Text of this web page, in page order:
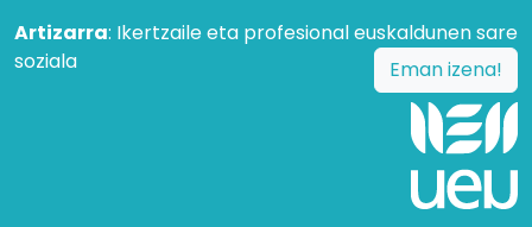
Artizarra: Ikertzaile eta profesional euskaldunen sare
soziala
Eman izena!